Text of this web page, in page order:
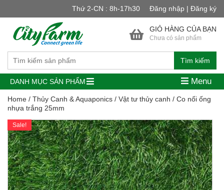
Thứ 2-CN : 8h-17h30 Đăng nhập | Đăng ký
Tìm kiếm
GIỎ HÀNG CỦA BẠN
Chưa có sản phẩm
DANH MỤC SẢN PHẨM Menu
Home / Thủy Canh & Aquaponics / Vật tư thủy canh / Co nối ống
nhựa trắng 25mm
Sale!